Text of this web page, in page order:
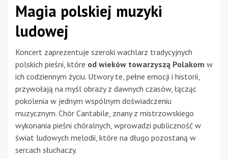
Magia polskiej muzyki
ludowej
Koncert zaprezentuje szeroki wachlarz tradycyjnych
polskich pieśni, które od wieków towarzyszą Polakom w
ich codziennym życiu. Utwory te, pełne emocji i historii,
przywołają na myśl obrazy z dawnych czasów, łącząc
pokolenia w jednym wspólnym doświadczeniu
muzycznym. Chór Cantabile, znany z mistrzowskiego
wykonania pieśni chóralnych, wprowadzi publiczność w
świat ludowych melodii, które na długo pozostaną w
sercach słuchaczy.